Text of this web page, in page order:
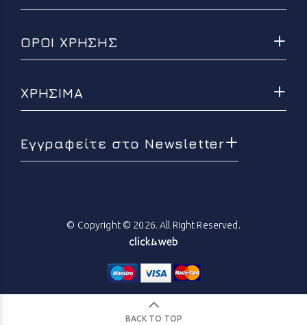
Εγγραφείτε στο Newsletter
ΟΡΟΙ ΧΡΗΣΗΣ
ΧΡΗΣΙΜΑ
© Copyright © 2026. All Right Reserved.
BACK TO TOP